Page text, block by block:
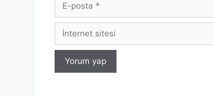
posta
İnternet
sitesi